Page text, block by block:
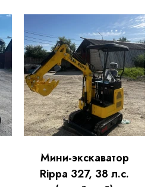
Мини-экскаватор
Rippa 327, 38 л.с.